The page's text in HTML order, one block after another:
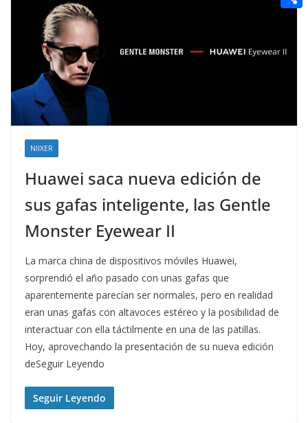
NIIXER
Huawei saca nueva edición de
sus gafas inteligente, las Gentle
Monster Eyewear II
La marca china de dispositivos móviles Huawei,
sorprendió el año pasado con unas gafas que
aparentemente parecían ser normales, pero en realidad
eran unas gafas con altavoces estéreo y la posibilidad de
interactuar con ella táctilmente en una de las patillas.
Hoy, aprovechando la presentación de su nueva edición
deSeguir Leyendo
Seguir Leyendo
n
r
r
a
d
r